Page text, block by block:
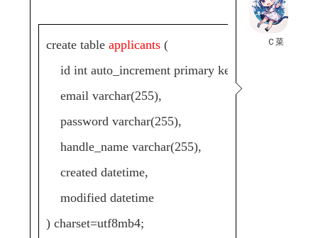
Ｃ菜
create tableapplicants (
id int auto_increment primary key,
email varchar(255),
password varchar(255),
handle_name varchar(255),
created datetime,
modified datetime
) charset=utf8mb4;